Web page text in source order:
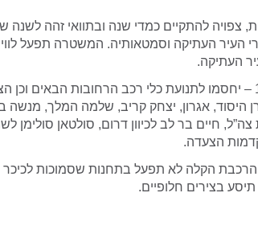
צפויה להתקיים כמדי שנה ובתוואי זהה לשנה
העיר העתיקה וסמטאותיה. המשטרה תפעל
העתיקה.
בין השעות 14:00-19:00 – יחסמו לתנועת כלי רכב הרחובות
היסוד, אגרון, יצחק קריב, שלמה המלך, מנשה
חיים בר לב לכיוון דרום, סולטאן סולימן
הצעדה.
הקלה לא תפעל בתחנות שסמוכות לכיכר
בצירים חלופיים.